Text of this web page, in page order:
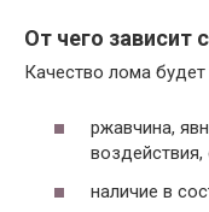
От чего зависит
Качество лома
ржавчина,
наличие в